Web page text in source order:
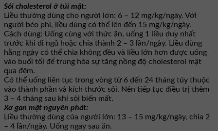
Sỏi cholesterol ở túi mật:
Liều thường dùng cho người lớn: 6 – 12 mg/kg/ngày. Với
người béo phì, liều dùng có thể lên đến 15 mg/kg/ngày.
Cách dùng: Uống cùng với thức ăn, uống 1 liều duy nhất
trước khi đi ngủ hoặc chia thành 2 – 3 lần/ngày. Liều dùng
hằng ngày có thể chia không đều và liều lớn hơn được uống
vào buổi tối để trung hòa sự tăng nồng độ cholesterol mật
qua đêm.
Có thể uống liên tục trong vòng từ 6 đến 24 tháng túy thuộc
vào thành phần và kích thước sỏi. Nên tiếp tục điều trị thêm
3 – 4 tháng sau khi sỏi biến mất.
Xơ gan mật nguyên phát:
Liều thường dùng của người lớn: 13 – 15 mg/kg/ngày, chia 2
– 4 lần/ngày. Uống ngay sau ăn.